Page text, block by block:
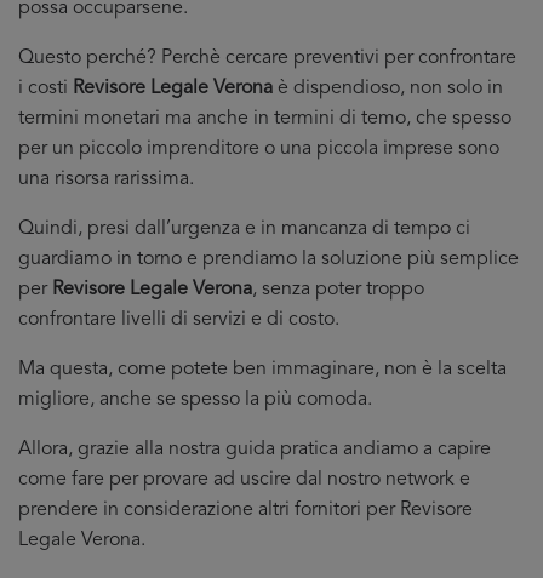
possa occuparsene.
Questo perché? Perchè cercare preventivi per confrontare
i costi Revisore Legale Verona è dispendioso, non solo in
termini monetari ma anche in termini di temo, che spesso
per un piccolo imprenditore o una piccola imprese sono
una risorsa rarissima.
Quindi, presi dall’urgenza e in mancanza di tempo ci
guardiamo in torno e prendiamo la soluzione più semplice
per Revisore Legale Verona, senza poter troppo
confrontare livelli di servizi e di costo.
Ma questa, come potete ben immaginare, non è la scelta
migliore, anche se spesso la più comoda.
Allora, grazie alla nostra guida pratica andiamo a capire
come fare per provare ad uscire dal nostro network e
prendere in considerazione altri fornitori per Revisore
Legale Verona.